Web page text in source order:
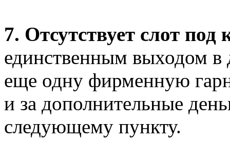
7. Отсутствует слот под
единственным выходом в
еще одну фирменную
и за дополнительные
следующему пункту.